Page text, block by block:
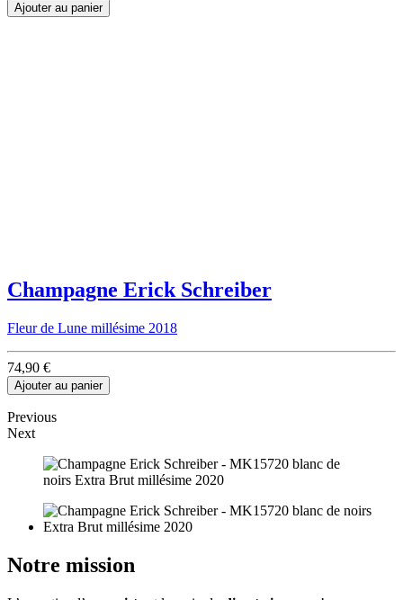
Ajouter au panier
Champagne Erick Schreiber
Fleur de Lune millésime 2018
74,90 €
Ajouter au panier
Previous
Next
Notre mission